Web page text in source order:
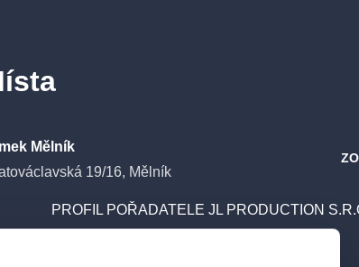
Mělník
19/16, Mělník
PROFIL POŘADATELE JL PRODUCTION